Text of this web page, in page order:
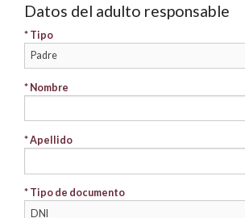
Datos del adulto responsable
* Tipo
* Nombre
* Apellido
* Tipo de documento